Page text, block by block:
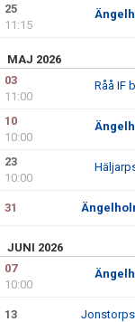
25
11:15
MAJ 2026
03
11:00
Råå IF
10
10:00
23
10:00
31
JUNI 2026
07
10:00
13 Jonstorps